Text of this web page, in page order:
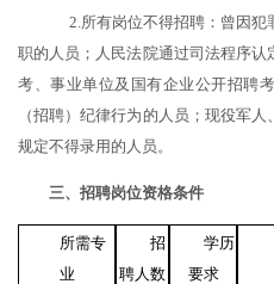
2.所有岗位不得招聘：曾因
职的人员；人民法院通过司法程序
考、事业单位及国有企业公开招聘
（招聘）纪律行为的人员；现役军
规定不得录用的人员。
三、招聘岗位资格条件
所需专
业
招
聘人数
学历
要求